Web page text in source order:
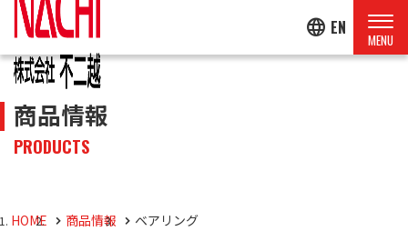
language EN
商品情報
PRODUCTS
HOME 商品情報 ベアリング